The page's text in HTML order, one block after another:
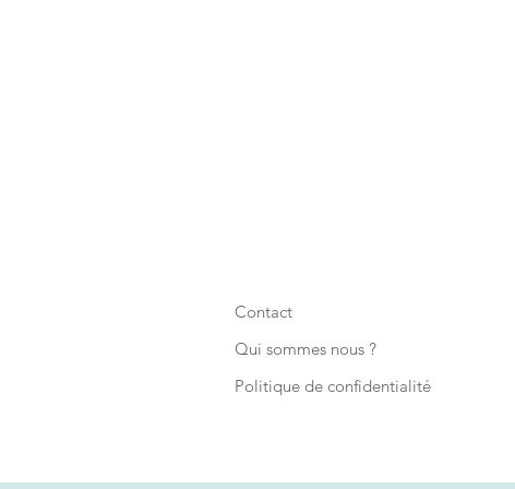
Contact
Qui sommes nous ?
Politique de confidentialité